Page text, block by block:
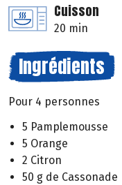
Cuisson
20 min
Ingrédients
Pour 4 personnes
5 Pamplemousse
5 Orange
2 Citron
50 g de Cassonade